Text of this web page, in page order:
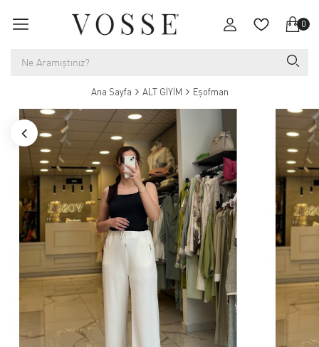
0
Ana Sayfa ALT GİYİM Eşofman